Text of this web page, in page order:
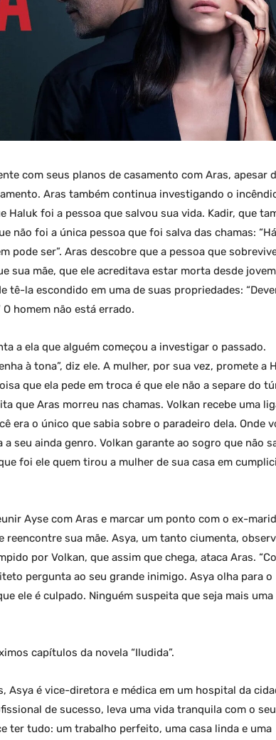
com seus planos de casamento com Aras, apesar
Aras também continua investigando o
Haluk foi a pessoa que salvou sua vida. Kadir, que
não foi a única pessoa que foi salva das chamas: “Há
pode ser”. Aras descobre que a pessoa que
sua mãe, que ele acreditava estar morta desde
tê-la escondido em uma de suas propriedades:
homem não está errado.
a ela que alguém começou a investigar o passado.
à tona”, diz ele. A mulher, por sua vez, promete a
que ela pede em troca é que ele não a separe do
que Aras morreu nas chamas. Volkan recebe uma
era o único que sabia sobre o paradeiro dela. Onde
seu ainda genro. Volkan garante ao sogro que não
foi ele quem tirou a mulher de sua casa em
Ayse com Aras e marcar um ponto com o ex-
reencontre sua mãe. Asya, um tanto ciumenta,
por Volkan, que assim que chega, ataca Aras.
pergunta ao seu grande inimigo. Asya olha para o
ele é culpado. Ninguém suspeita que seja mais uma
capítulos da novela “Iludida”.
Asya é vice-diretora e médica em um hospital da
de sucesso, leva uma vida tranquila com o seu
ter tudo: um trabalho perfeito, uma casa linda e uma